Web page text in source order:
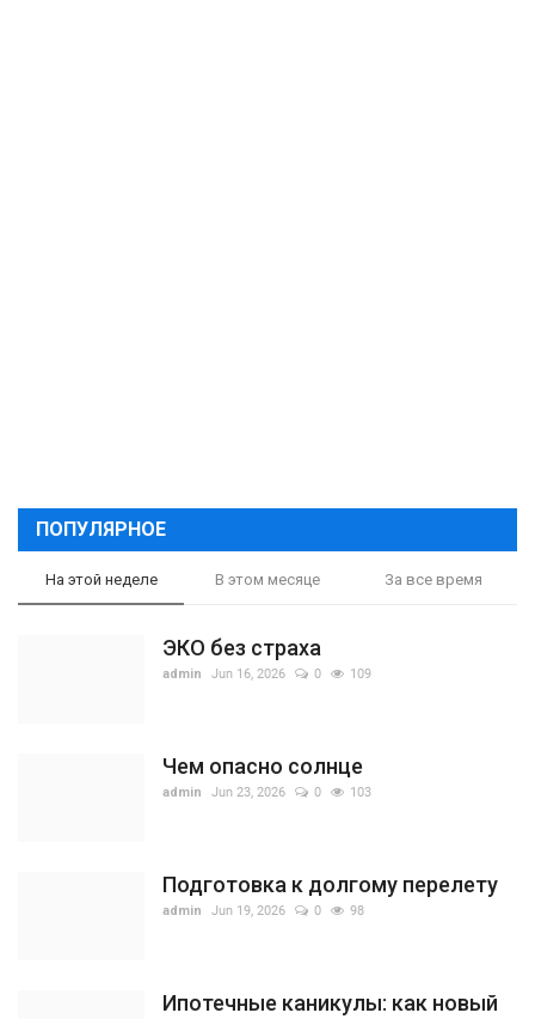
ПОПУЛЯРНОЕ
На этой неделе В этом месяце За все время
ЭКО без страха
admin Jun 16, 2026 0 109
Чем опасно солнце
admin Jun 23, 2026 0 103
Подготовка к долгому перелету
admin Jun 19, 2026 0 98
Ипотечные каникулы: как новый